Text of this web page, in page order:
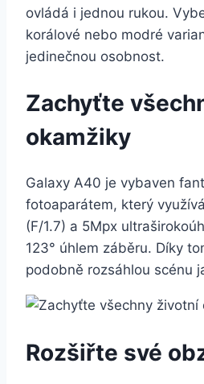
ovládá i jednou rukou.
korálové nebo modré
jedinečnou osobnost.
Zachyťte
okamžiky
Galaxy A40 je vybaven
fotoaparátem, který
(F/1.7) a 5Mpx
123° úhlem záběru. Díky
podobně rozsáhlou scénu
Rozšiřte své